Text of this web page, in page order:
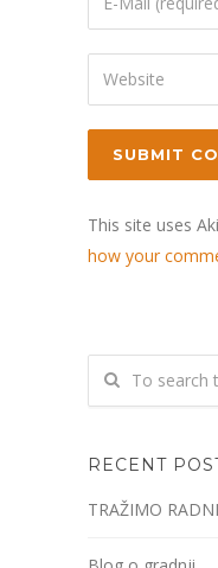
This site uses
how your
RECENT
TRAŽIMO